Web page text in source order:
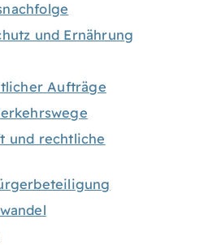
und Ernährung
Aufträge
und rechtliche